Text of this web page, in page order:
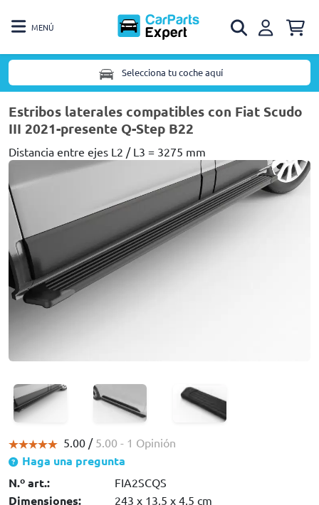
MENÚ
Selecciona tu coche aquí
Estribos laterales compatibles con Fiat Scudo
III 2021-presente Q-Step B22
Distancia entre ejes L2 / L3 = 3275 mm
5.00 / 5.00 - 1 Opinión
Haga una pregunta
N.º art.:
FIA2SCQS
Dimensiones: 243 x 13,5 x 4,5 cm